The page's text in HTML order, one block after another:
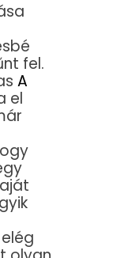
fel.
A
el